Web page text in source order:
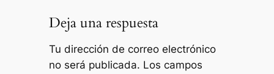
Deja una respuesta
Tu dirección de correo electrónico
no será publicada. Los campos